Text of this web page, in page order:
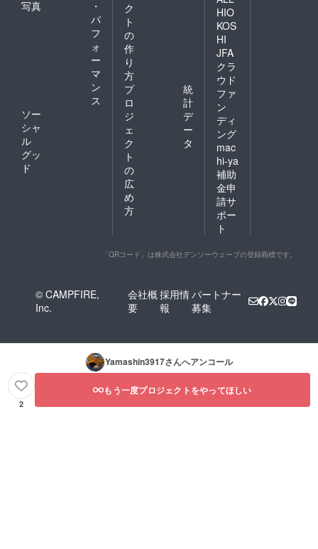
写真
・
パ
フ
ォ
ー
マ
ン
ス
ソー
シャ
ル
グッ
ド
ク
ト
の
作
り
方
プ
ロ
ジ
ェ
ク
ト
の
広
め
方
統
計
デ
ー
タ
HIO
KOS
HI
JFA
クラ
ウド
ファ
ン
ディ
ング
mac
hi-ya
補助
金申
請サ
ポー
ト
「QRコード」は株式会社デンソーウェーブの登録商標です。
© CAMPFIRE,
Inc.
会社概
要
採用情
報
パートナー
募集
Yamashin3917さんへアンコール
2
もう一度プロジェクトをやってほしい